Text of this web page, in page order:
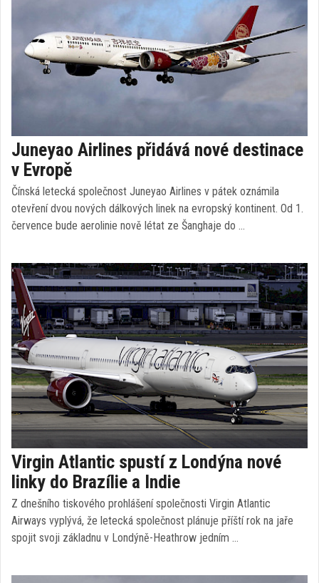
Juneyao Airlines přidává nové destinace
v Evropě
Čínská letecká společnost Juneyao Airlines v pátek oznámila
otevření dvou nových dálkových linek na evropský kontinent. Od 1.
července bude aerolinie nově létat ze Šanghaje do …
Virgin Atlantic spustí z Londýna nové
linky do Brazílie a Indie
Z dnešního tiskového prohlášení společnosti Virgin Atlantic
Airways vyplývá, že letecká společnost plánuje příští rok na jaře
spojit svoji základnu v Londýně-Heathrow jedním …